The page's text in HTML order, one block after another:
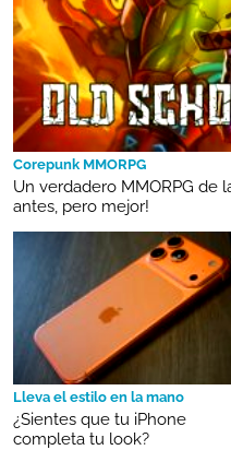
Corepunk MMORPG
Un verdadero MMORPG de
antes, pero mejor!
Lleva el estilo en la mano
¿Sientes que tu iPhone
completa tu look?